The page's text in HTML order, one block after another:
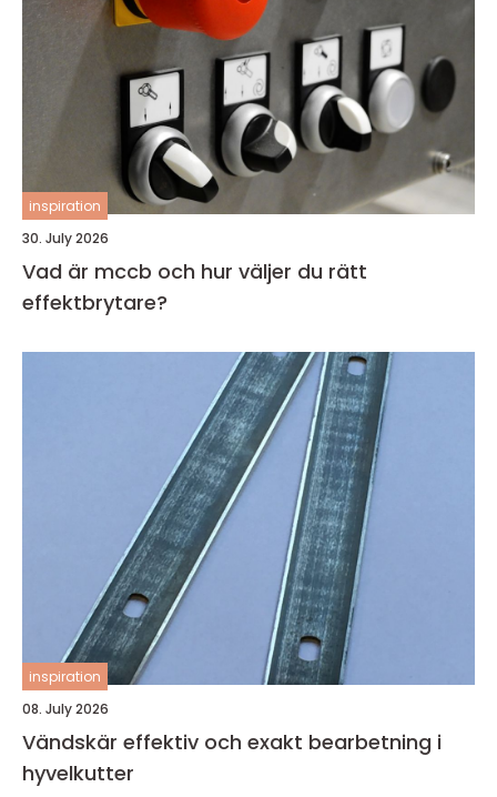
inspiration
30. July 2026
Vad är mccb och hur väljer du rätt
effektbrytare?
inspiration
08. July 2026
Vändskär effektiv och exakt bearbetning i
hyvelkutter